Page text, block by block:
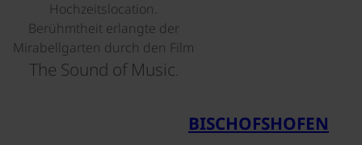
Hochzeitslocation.
Berühmtheit erlangte der
Mirabellgarten durch den Film
The Sound of Music.
BISCHOFSHOFEN